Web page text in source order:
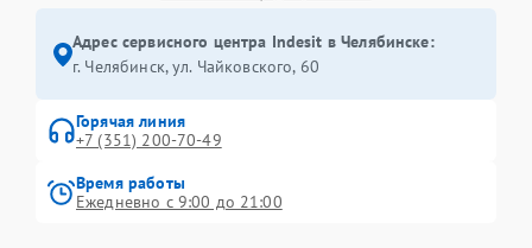
Адрес сервисного центра Indesit в Челябинске:
г. Челябинск, ул. Чайковского, 60
Горячая линия
+7 (351) 200-70-49
Время работы
Ежедневно с 9:00 до 21:00